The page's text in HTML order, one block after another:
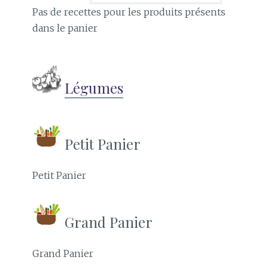
Pas de recettes pour les produits présents
dans le panier
Légumes
Petit Panier
Petit Panier
Grand Panier
Grand Panier